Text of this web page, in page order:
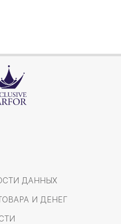
ДАННЫХ
И ДЕНЕГ